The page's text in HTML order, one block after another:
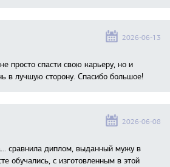
2026-06-13
просто спасти свою карьеру, но и
в лучшую сторону. Спасибо большое!
2026-06-08
сравнила диплом, выданный мужу в
обучались, с изготовленным в этой